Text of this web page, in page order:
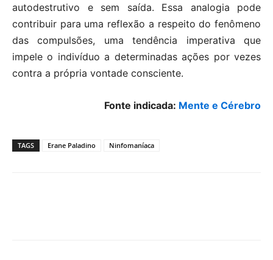
autodestrutivo e sem saída. Essa analogia pode
contribuir para uma reflexão a respeito do fenômeno
das compulsões, uma tendência imperativa que
impele o indivíduo a determinadas ações por vezes
contra a própria vontade consciente.
Fonte indicada: Mente e Cérebro
TAGS Erane Paladino Ninfomaníaca